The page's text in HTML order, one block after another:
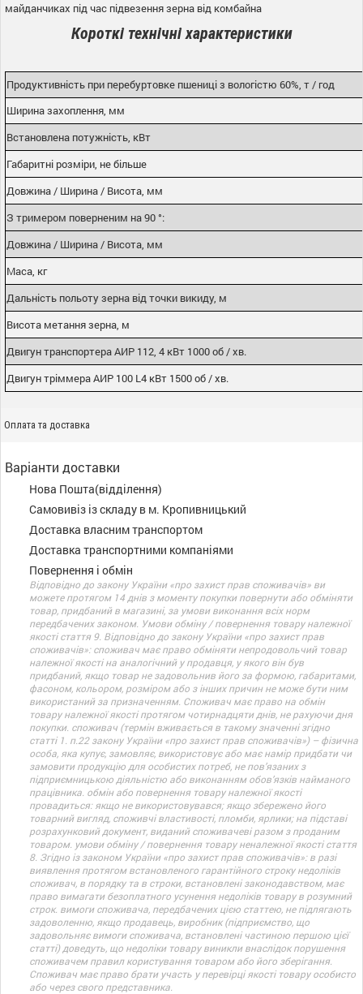
майданчиках під час підвезення зерна від комбайна
Короткі технічні характеристики
Продуктивність при перебуртовке пшениці з вологістю 60%, т / год
Ширина захоплення, мм
Встановлена потужність, кВт
Габаритні розміри, не більше
Довжина / Ширина / Висота, мм
З тримером поверненим на 90 °:
Довжина / Ширина / Висота, мм
Маса, кг
Дальність польоту зерна від точки викиду, м
Висота метання зерна, м
Двигун транспортераАИР 112, 4 кВт 1000 об / хв.
Двигун тріммераАИР 100 L4 кВт 1500 об / хв.
Оплата та доставка
Варіанти доставки
Нова Пошта(відділення)
Самовивіз із складу в м. Кропивницький
Доставка власним транспортом
Доставка транспортними компаніями
Повернення і обмін
Відповідно до закону України «про захист прав споживачів» ви
можете протягом 14 днів з моменту покупки повернути або обміняти
товар, придбаний в магазині, за умови виконання всіх норм
передбачених законом. Умови обміну / повернення товару належної
якості стаття 9. Відповідно до закону України «про захист прав
споживачів»: споживач має право обміняти непродовольчий товар
належної якості на аналогічний у продавця, у якого він був
придбаний, якщо товар не задовольнив його за формою, габаритами,
фасоном, кольором, розміром або з інших причин не може бути ним
використаний за призначенням. Споживач має право на обмін
товару належної якості протягом чотирнадцяти днів, не рахуючи дня
покупки. споживач (термін вживається в такому значенні згідно
статті 1. п.22 закону України «про захист прав споживачів») – фізична
особа, яка купує, замовляє, використовує або має намір придбати чи
замовити продукцію для особистих потреб, не пов’язаних з
підприємницькою діяльністю або виконанням обов’язків найманого
працівника. обмін або повернення товару належної якості
провадиться: якщо не використовувався; якщо збережено його
товарний вигляд, споживчі властивості, пломби, ярлики; на підставі
розрахунковий документ, виданий споживачеві разом з проданим
товаром. умови обміну / повернення товару неналежної якості стаття
8. Згідно із законом України «про захист прав споживачів»: в разі
виявлення протягом встановленого гарантійного строку недоліків
споживач, в порядку та в строки, встановлені законодавством, має
право вимагати безоплатного усунення недоліків товару в розумний
строк. вимоги споживача, передбачених цією статтею, не підлягають
задоволенню, якщо продавець, виробник (підприємство, що
задовольняє вимоги споживача, встановлені частиною першою цієї
статті) доведуть, що недоліки товару виникли внаслідок порушення
споживачем правил користування товаром або його зберігання.
Споживач має право брати участь у перевірці якості товару особисто
або через свого представника.